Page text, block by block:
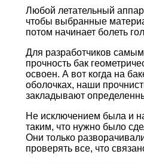
Любой летательный
чтобы выбранные
потом начинает болеть
Для разработчиков
прочность бак
освоен. А вот когда на
оболочках, наши
закладывают
Не исключением была и
таким, что нужно было
Они только
проверять все, что